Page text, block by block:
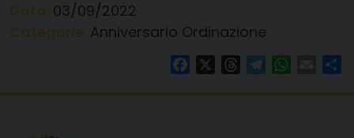
03/09/2022
Anniversario Ordinazione
FacebookThreadsTelegram Email